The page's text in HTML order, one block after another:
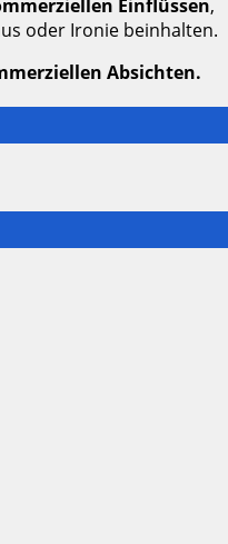
Einflüssen,
oder Ironie beinhalten.
Absichten.